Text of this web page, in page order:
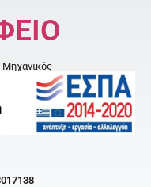
Μηχανικός